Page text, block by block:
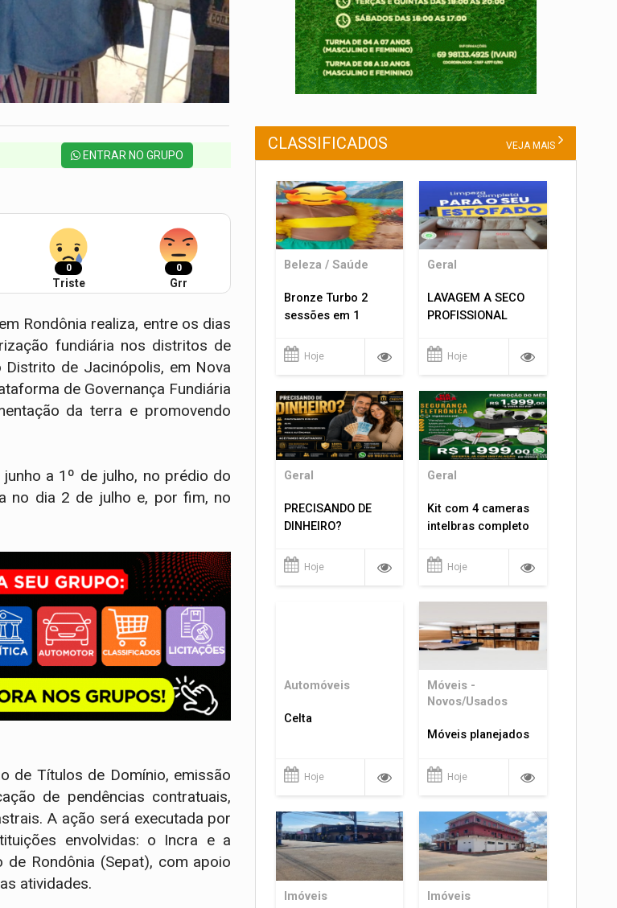
ENTRAR NO GRUPO
0
Triste
0
Grr
Rondônia realiza, entre os dias
fundiária nos distritos de
Distrito de Jacinópolis, em Nova
de Governança Fundiária
da terra e promovendo
a 1º de julho, no prédio do
no dia 2 de julho e, por fim, no
de Títulos de Domínio, emissão
de pendências contratuais,
A ação será executada por
envolvidas: o Incra e a
Rondônia (Sepat), com apoio
atividades.
CLASSIFICADOS VEJA MAIS
Beleza / Saúde
Bronze Turbo 2
sessões em 1
Hoje
Geral
LAVAGEM A SECO
PROFISSIONAL
Hoje
Geral
PRECISANDO DE
DINHEIRO?
Hoje
Geral
Kit com 4 cameras
intelbras completo
Hoje
Automóveis
Celta
Hoje
Móveis -
Novos/Usados
Móveis planejados
Hoje
Imóveis Imóveis